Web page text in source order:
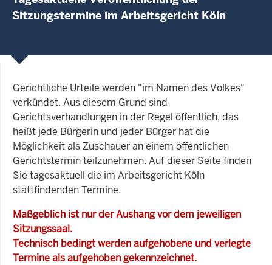
Sitzungstermine im Arbeitsgericht Köln
Gerichtliche Urteile werden "im Namen des Volkes"
verkündet. Aus diesem Grund sind
Gerichtsverhandlungen in der Regel öffentlich, das
heißt jede Bürgerin und jeder Bürger hat die
Möglichkeit als Zuschauer an einem öffentlichen
Gerichtstermin teilzunehmen. Auf dieser Seite finden
Sie tagesaktuell die im Arbeitsgericht Köln
stattfindenden Termine.
Maßgeblich ist nur der Aushang vor dem jeweiligen
Sitzungssaal.
Technisch bedingt werden aufgehobene und verlegte
Termine als aufgehoben gekennzeichnet.